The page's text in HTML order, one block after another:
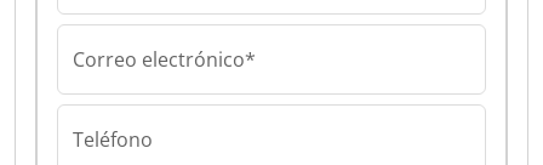
Correo electrónico*
Teléfono